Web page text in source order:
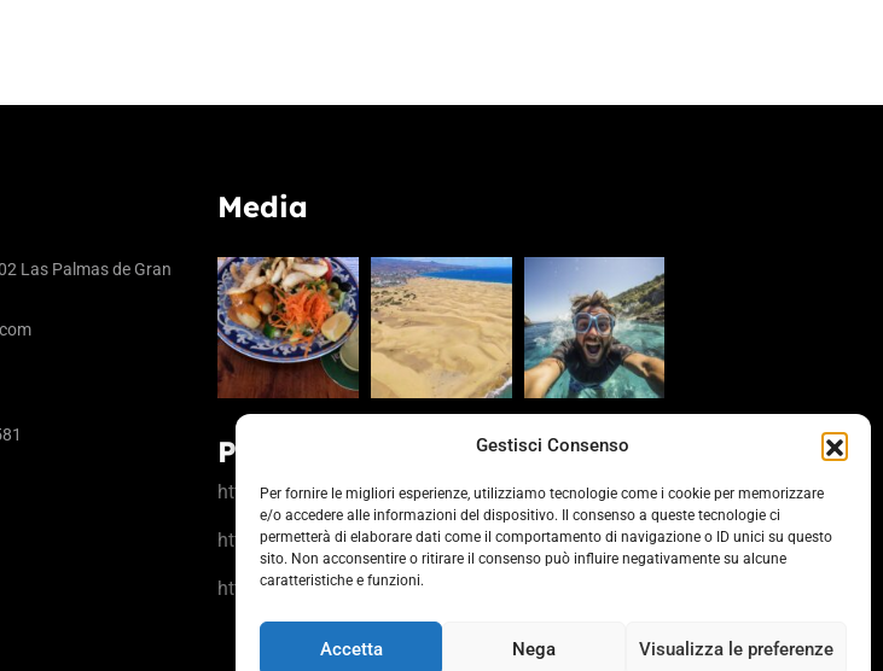
Gestisci Consenso
Per fornire le migliori esperienze, utilizziamo tecnologie come i cookie per memorizzare
e/o accedere alle informazioni del dispositivo. Il consenso a queste tecnologie ci
permetterà di elaborare dati come il comportamento di navigazione o ID unici su questo
sito. Non acconsentire o ritirare il consenso può influire negativamente su alcune
caratteristiche e funzioni.
Accetta Nega Visualizza le preferenze
Las Palmas de Gran
Media
Partners
https://www.laprovinciacv.it/
https://www.civonline.it/
https://b-rewards.it/